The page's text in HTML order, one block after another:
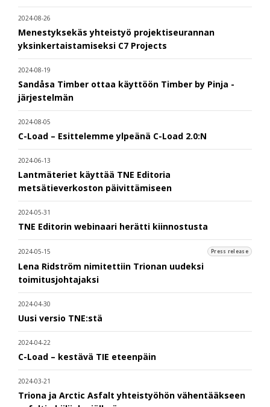
2024-08-26
Menestyksekäs yhteistyö projektiseurannan
yksinkertaistamiseksi C7 Projects
2024-08-19
Sandåsa Timber ottaa käyttöön Timber by Pinja -
järjestelmän
2024-08-05
C-Load – Esittelemme ylpeänä C-Load 2.0:N
2024-06-13
Lantmäteriet käyttää TNE Editoria
metsätieverkoston päivittämiseen
2024-05-31
TNE Editorin webinaari herätti kiinnostusta
2024-05-15 Press release
Lena Ridström nimitettiin Trionan uudeksi
toimitusjohtajaksi
2024-04-30
Uusi versio TNE:stä
2024-04-22
C-Load – kestävä TIE eteenpäin
2024-03-21
Triona ja Arctic Asfalt yhteistyöhön vähentääkseen